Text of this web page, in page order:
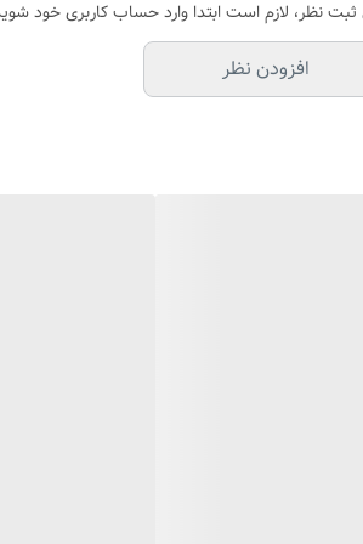
ثبت نظر، لازم است ابتدا وارد حساب کاربری خود
افزودن نظر